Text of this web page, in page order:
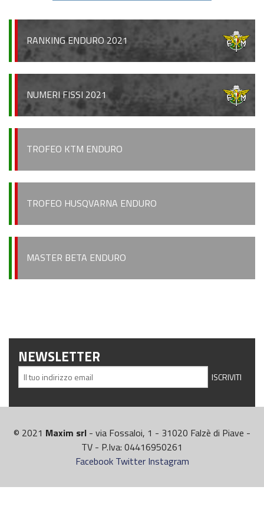
Regionale Enduro
Stagioni precedenti
Notizie sportive
Notizie sportive
Archivio News
Contatti
RANKING ENDURO 2021
NUMERI FISSI 2021
TROFEO KTM ENDURO
TROFEO HUSQVARNA ENDURO
MASTER BETA ENDURO
NEWSLETTER
© 2021 Maxim srl - via Fossaloi, 1 - 31020 Falzè di Piave -
TV - P.Iva: 04416950261
Facebook Twitter Instagram